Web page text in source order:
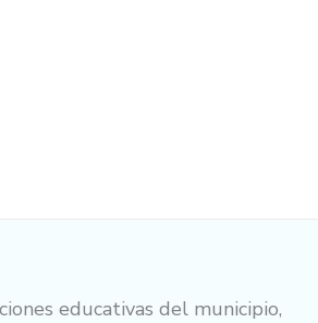
educativas del municipio,